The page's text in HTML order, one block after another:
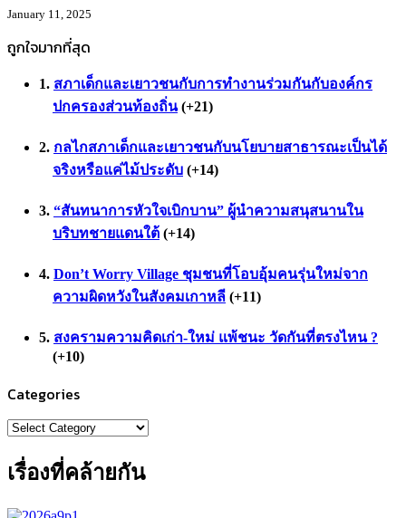
January 11, 2025
ถูกใจมากที่สุด
สภาเด็กและเยาวชนกับการทำงานร่วมกันกับองค์กร
ปกครองส่วนท้องถิ่น +21
กลไกสภาเด็กและเยาวชนกับนโยบายสาธารณะเป็นได้
จริงหรือแค่ไม้ประดับ +14
“สันทนาการหัวใจเบิกบาน” ผู้นำความสนุสนานใน
บริบทชายแดนใต้ +14
Don’t Worry Village ชุมชนที่โอบอุ้มคนรุ่นใหม่จาก
ความผิดหวังในสังคมเกาหลี +11
สงครามความคิดเก่า-ใหม่ แพ้ชนะ วัดกันที่ตรงไหน ?
+10
Categories
Categories
เรื่องที่คล้ายกัน